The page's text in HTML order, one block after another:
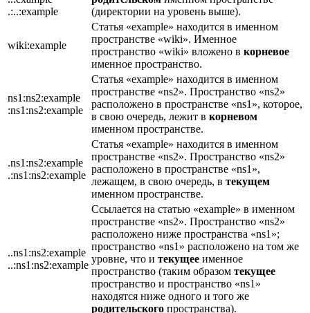
.:..:example
(директории на уровень выше).
wiki:example
Статья «example» находится в именном
пространстве «wiki». Именное
пространство «wiki» вложено в корневое
именное пространство.
ns1:ns2:example
:ns1:ns2:example
Статья «example» находится в именном
пространстве «ns2». Пространство «ns2»
расположено в пространстве «ns1», которое,
в свою очередь, лежит в корневом
именном пространстве.
.ns1:ns2:example
.:ns1:ns2:example
Статья «example» находится в именном
пространстве «ns2». Пространство «ns2»
расположено в пространстве «ns1»,
лежащем, в свою очередь, в текущем
именном пространстве.
..ns1:ns2:example
..:ns1:ns2:example
Ссылается на статью «example» в именном
пространстве «ns2». Пространство «ns2»
расположено ниже пространства «ns1»;
пространство «ns1» расположено на том же
уровне, что и текущее именное
пространство (таким образом текущее
пространство и пространство «ns1»
находятся ниже одного и того же
родительского пространства).